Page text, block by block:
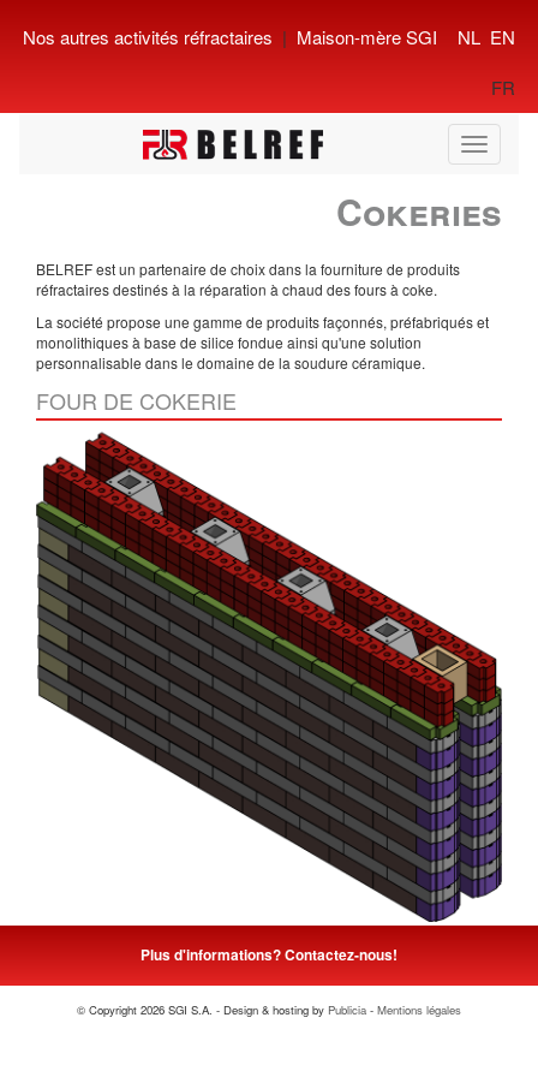
Nos autres activités réfractaires | Maison-mère SGI EN
NL
FR
Toggle
Cokeries
BELREF est un partenaire de choix dans la fourniture de produits
réfractaires destinés à la réparation à chaud des fours à coke.
La société propose une gamme de produits façonnés, préfabriqués et
monolithiques à base de silice fondue ainsi qu'une solution
personnalisable dans le domaine de la soudure céramique.
FOUR DE COKERIE
Plus d'informations? Contactez-nous!
© Copyright 2026 SGI S.A. - Design & hosting by Publicia - Mentions légales